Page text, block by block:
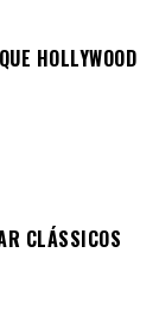
HOLLYWOOD
CLÁSSICOS